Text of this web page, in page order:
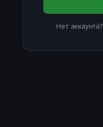
Нет аккаунта?